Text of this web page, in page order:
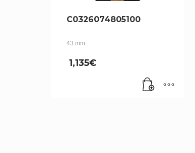
C0326074805100
43 mm
1,135€